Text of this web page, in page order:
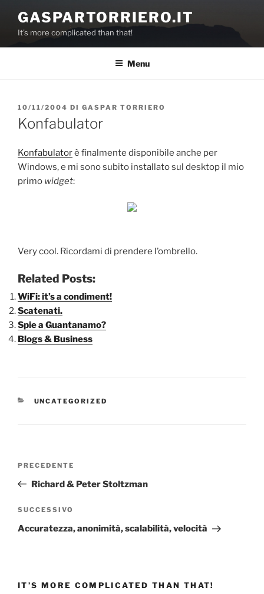
contenuto
GASPARTORRIERO.IT
It's more complicated than that!
Menu
PUBBLICATO
IL
10/11/2004 DI GASPAR TORRIERO
Konfabulator
Konfabulatorè finalmente disponibile anche per
Windows, e mi sono subito installato sul desktop il mio
primo widget:
Very cool. Ricordami di prendere l’ombrello.
Related Posts:
WiFi: it’s a condiment!
Scatenati.
Spie a Guantanamo?
Blogs & Business
CATEGORIE
UNCATEGORIZED
Articolo
precedente:
PRECEDENTE
Richard & Peter Stoltzman
Articolo
successivo
SUCCESSIVO
Accuratezza, anonimità, scalabilità, velocità
IT’S MORE COMPLICATED THAN THAT!